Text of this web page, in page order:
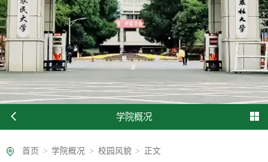
学院概况
首页 > 学院概况 > 校园风貌 > 正文